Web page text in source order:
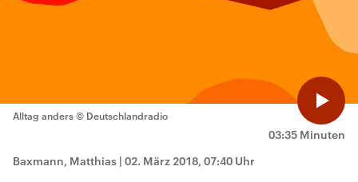
03:35 Minuten
Alltag anders © Deutschlandradio
Baxmann, Matthias | 02. März 2018, 07:40 Uhr